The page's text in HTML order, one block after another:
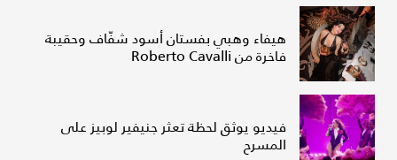
هيفاء وهبي بفستان أسود شفّاف وحقيبة
فاخرة من Roberto Cavalli
فيديو يوثق لحظة تعثر جنيفير لوبيز على
المسرح